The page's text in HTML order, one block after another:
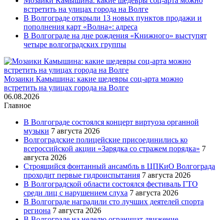
встретить на улицах города на Волге
В Волгограде открыли 13 новых пунктов продажи и
пополнения карт «Волна»: адреса
В Волгограде на дне рождения «Книжного» выступят
четыре волгоградских группы
Мозаики Камышина: какие шедевры соц-арта можно
встретить на улицах города на Волге
06.08.2026
Главное
В Волгограде состоялся концерт виртуоза органной
музыки 7 августа 2026
Волгоградские полицейские присоединились ко
всероссийской акции «Зарядка со стражем порядка» 7
августа 2026
Строящийся фонтанный ансамбль в ЦПКиО Волгограда
проходит первые гидроиспытания 7 августа 2026
В Волгоградской области состоялся фестиваль ГТО
среди лиц с нарушением слуха 7 августа 2026
В Волгограде наградили сто лучших деятелей спорта
региона 7 августа 2026